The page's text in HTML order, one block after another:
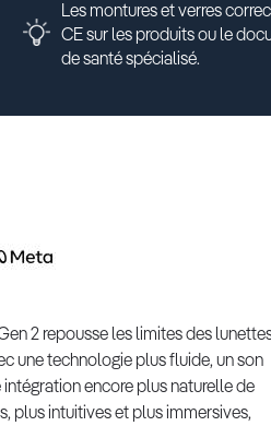
Les montures et verres
CE sur les produits ou le
de santé spécialisé.
2 repousse les limites des
une technologie plus fluide, un son
intégration encore plus naturelle de
plus intuitives et plus immersives,